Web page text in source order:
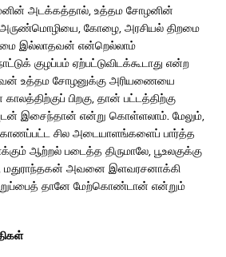
அடக்கத்தால், உத்தம சோழனின்
அருண்மொழியை, கோழை, அரசியல் திறமை
இல்லாதவன் என்றெல்லாம்
குழப்பம் ஏற்பட்டுவிடக்கூடாது என்ற
உத்தம சோழனுக்கு அரியணையை
பிறகு, தான் பட்டத்திற்கு
இசைந்தான் என்று கொள்ளலாம். மேலும்,
சில அடையாளங்களைப் பார்த்த
ஆற்றல் படைத்த திருமாலே, பூஉலகுக்கு
மதுராந்தகன் அவனை இளவரசனாக்கி
தானே மேற்கொண்டான் என்றும்